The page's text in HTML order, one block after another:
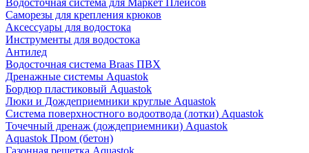
Водосточная система для Маркет Плейсов
Саморезы для крепления крюков
Аксессуары для водостока
Инструменты для водостока
Антилед
Водосточная система Braas ПВХ
Дренажные системы Aquastok
Бордюр пластиковый Aquastok
Люки и Дождеприемники круглые Aquastok
Система поверхностного водоотвода (лотки) Aquastok
Точечный дренаж (дождеприемники) Aquastok
Aquastok Пром (бетон)
Газонная решетка Aquastok